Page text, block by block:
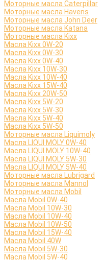
Моторные масла Caterpillar
Моторные масла Havens
Моторные масла John Deer
Моторные масла Katana
Моторные масла Kixx
Масла Kixx 0W-20
Масла Kixx 0W-30
Масла Kixx 0W-40
Масла Kixx 10W-30
Масла Kixx 10W-40
Масла Kixx 15W-40
Масла Kixx 20W-50
Масла Kixx 5W-20
Масла Kixx 5W-30
Масла Kixx 5W-40
Масла Kixx 5W-50
Моторные масла Liquimoly
Масла LIQUI MOLY 0W-40
Масла LIQUI MOLY 10W-40
Масла LIQUI MOLY 5W-30
Масла LIQUI MOLY 5W-40
Моторные масла Lubrigard
Моторные масла Mannol
Моторные масла Mobil
Масла Mobil 0W-40
Масла Mobil 10W-30
Масла Mobil 10W-40
Масла Mobil 10W-50
Масла Mobil 15W-40
Масла Mobil 40W
Масла Mobil 5W-30
Масла Mobil 5W-40